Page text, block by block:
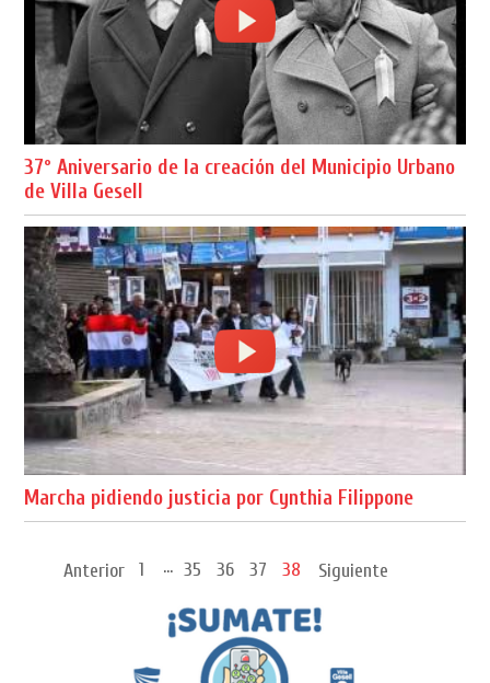
37º Aniversario de la creación del Municipio Urbano
de Villa Gesell
Marcha pidiendo justicia por Cynthia Filippone
Anterior 1 ... 35 36 37 38 Siguiente